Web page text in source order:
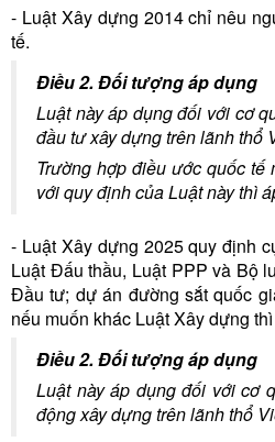
- Luật Xây dựng 2014 chỉ nêu
tế.
Điều 2. Đối tượng áp dụng
Luật này áp dụng đối với cơ
đầu tư xây dựng trên lãnh thổ
Trường hợp điều ước quốc
với quy định của Luật này thì
- Luật Xây dựng 2025 quy định
Luật Đấu thầu, Luật PPP và Bộ
Đầu tư; dự án đường sắt quốc
nếu muốn khác Luật Xây dựng
Điều 2. Đối tượng áp dụng
Luật này áp dụng đối với cơ
động xây dựng trên lãnh thổ